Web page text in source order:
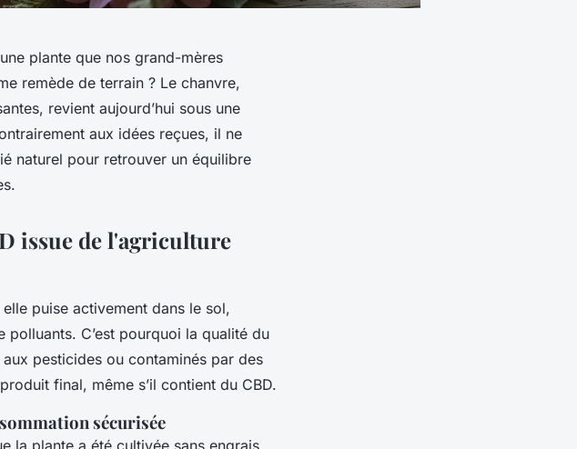
plante que nos grand-mères
remède de terrain ? Le chanvre,
revient aujourd’hui sous une
aux idées reçues, il ne
naturel pour retrouver un équilibre
issue de l'agriculture
elle puise activement dans le sol,
C’est pourquoi la qualité du
pesticides ou contaminés par des
final, même s’il contient du CBD.
sécurisée